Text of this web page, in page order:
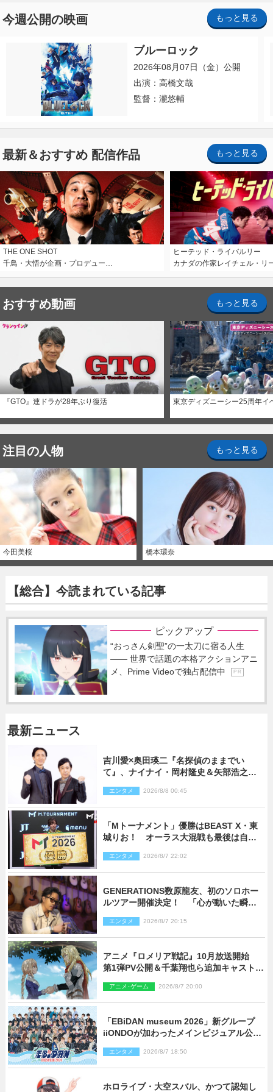
今週公開の映画 もっと見る
ブルーロック
2026年08月07日（金）公開
出演：高橋文哉
監督：瀧悠輔
最新＆おすすめ 配信作品 もっと見る
THE ONE SHOT
千鳥・大悟が企画・プロデュー…
ヒーテッド・ライバルリー
カナダの作家レイチェル・リ
おすすめ動画 もっと見る
『GTO』連ドラが28年ぶり復活 東京ディズニーシー25周年イ
注目の人物 もっと見る
今田美桜 橋本環奈
【総合】今読まれている記事
ピックアップ
“おっさん剣聖”の一太刀に宿る人生
―― 世界で話題の本格アクションアニ
メ、Prime Videoで独占配信中
P R
最新ニュース
吉川愛×奥田瑛二『名探偵のままでい
て』、ナイナイ・岡村隆史＆矢部浩之の
エンタメ 2026/8/8 00:45
「Mトーナメント」優勝はBEAST X・東
城りお！ オーラス大混戦も最後は自ら
エンタメ 2026/8/7 22:02
GENERATIONS数原龍友、初のソロホー
ルツアー開催決定！ 「心が動いた瞬間
エンタメ 2026/8/7 20:15
アニメ『ロメリア戦記』10月放送開始
第1弾PV公開＆千葉翔也ら追加キャスト4
アニメ･ゲーム 2026/8/7 20:00
「EBiDAN museum 2026」新グループ
iiONDOが加わったメインビジュアル公
エンタメ 2026/8/7 18:50
ホロライブ・大空スバル、かつて認知し